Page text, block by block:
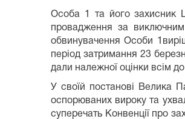
Особа 1 та його захисник
провадження за
обвинувачення Особи
період затримання 23
дали належної оцінки всім
У своїй постанові Велика
оспорюваних вироку та
суперечать Конвенції про